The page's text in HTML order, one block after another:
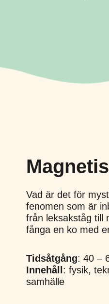
Vad är det för
fenomen som är
från leksakståg till
fånga en ko med
Tidsåtgång: 40 –
Innehåll : fysik,
samhälle